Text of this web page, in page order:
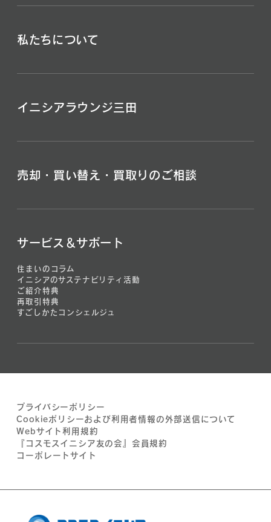
私たちについて
イニシアラウンジ三田
売却・買い替え・買取りのご相談
サービス＆サポート
住まいのコラム
イニシアのサステナビリティ活動
ご紹介特典
再取引特典
すごしかたコンシェルジュ
プライバシーポリシー
Cookieポリシーおよび利用者情報の外部送信について
Webサイト利用規約
『コスモスイニシア友の会』会員規約
コーポレートサイト